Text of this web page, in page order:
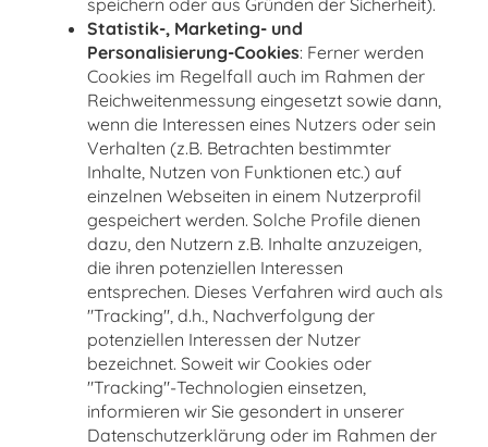
speichern oder aus Gründen der Sicherheit).
Statistik-, Marketing- und
Personalisierung-Cookies: Ferner werden
Cookies im Regelfall auch im Rahmen der
Reichweitenmessung eingesetzt sowie dann,
wenn die Interessen eines Nutzers oder sein
Verhalten (z.B. Betrachten bestimmter
Inhalte, Nutzen von Funktionen etc.) auf
einzelnen Webseiten in einem Nutzerprofil
gespeichert werden. Solche Profile dienen
dazu, den Nutzern z.B. Inhalte anzuzeigen,
die ihren potenziellen Interessen
entsprechen. Dieses Verfahren wird auch als
"Tracking", d.h., Nachverfolgung der
potenziellen Interessen der Nutzer
bezeichnet. Soweit wir Cookies oder
"Tracking"-Technologien einsetzen,
informieren wir Sie gesondert in unserer
Datenschutzerklärung oder im Rahmen der